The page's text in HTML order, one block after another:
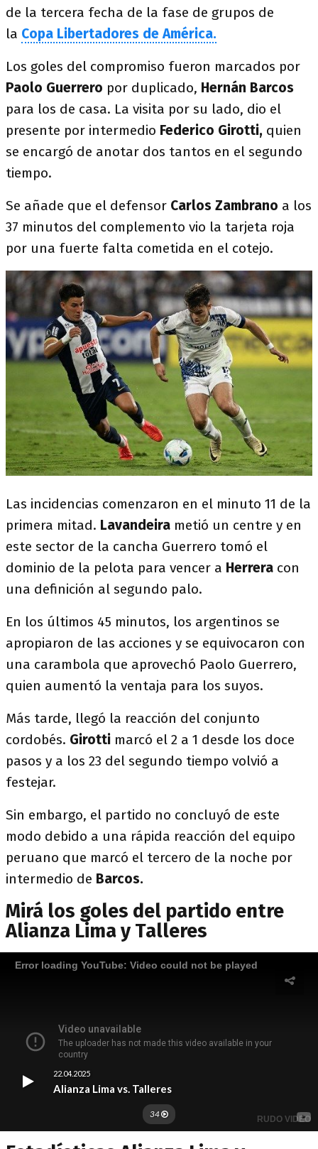
de la tercera fecha de la fase de grupos de
la Copa Libertadores de América.
Los goles del compromiso fueron marcados por
Paolo Guerrero por duplicado, Hernán Barcos
para los de casa. La visita por su lado, dio el
presente por intermedio Federico Girotti, quien
se encargó de anotar dos tantos en el segundo
tiempo.
Se añade que el defensor Carlos Zambrano a los
37 minutos del complemento vio la tarjeta roja
por una fuerte falta cometida en el cotejo.
Las incidencias comenzaron en el minuto 11 de la
primera mitad. Lavandeira metió un centre y en
este sector de la cancha Guerrero tomó el
dominio de la pelota para vencer a Herrera con
una definición al segundo palo.
En los últimos 45 minutos, los argentinos se
apropiaron de las acciones y se equivocaron con
una carambola que aprovechó Paolo Guerrero,
quien aumentó la ventaja para los suyos.
Más tarde, llegó la reacción del conjunto
cordobés. Girotti marcó el 2 a 1 desde los doce
pasos y a los 23 del segundo tiempo volvió a
festejar.
Sin embargo, el partido no concluyó de este
modo debido a una rápida reacción del equipo
peruano que marcó el tercero de la noche por
intermedio de Barcos.
Mirá los goles del partido entre
Alianza Lima y Talleres